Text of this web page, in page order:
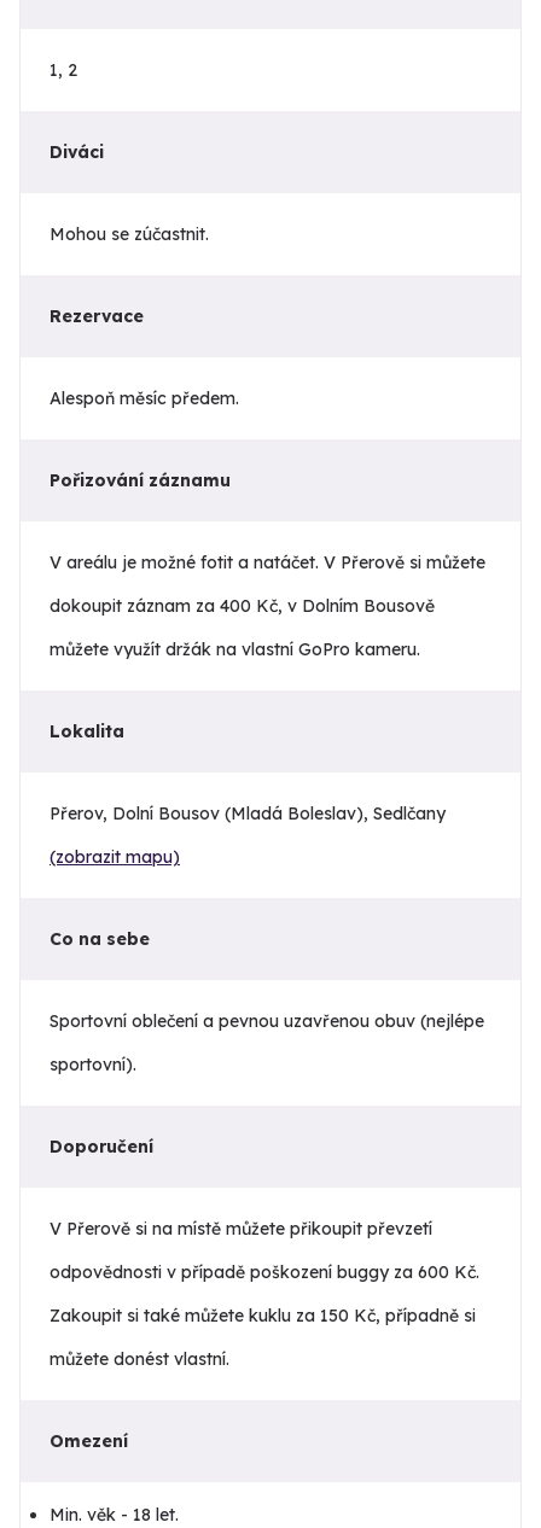
1, 2
Diváci
Mohou se zúčastnit.
Rezervace
Alespoň měsíc předem.
Pořizování záznamu
V areálu je možné fotit a natáčet. V Přerově si můžete
dokoupit záznam za 400 Kč, v Dolním Bousově
můžete využít držák na vlastní GoPro kameru.
Lokalita
Přerov, Dolní Bousov (Mladá Boleslav), Sedlčany
(zobrazit mapu)
Co na sebe
Sportovní oblečení a pevnou uzavřenou obuv (nejlépe
sportovní).
Doporučení
V Přerově si na místě můžete přikoupit převzetí
odpovědnosti v případě poškození buggy za 600 Kč.
Zakoupit si také můžete kuklu za 150 Kč, případně si
můžete donést vlastní.
Omezení
Min. věk - 18 let.